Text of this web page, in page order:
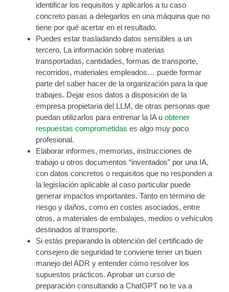
identificar los requisitos y aplicarlos a tu caso
concreto pasas a delegarlos en una máquina que no
tiene por qué acertar en el resultado.
Puedes estar trasladando datos sensibles a un
tercero. La información sobre materias
transportadas, cantidades, formas de transporte,
recorridos, materiales empleados… puede formar
parte del saber hacer de la organización para la que
trabajes. Dejar esos datos a disposición de la
empresa propietaria del LLM, de otras personas que
puedan utilizarlos para entrenar la IA u obtener
respuestas comprometidas es algo muy poco
profesional.
Elaborar informes, memorias, instrucciones de
trabajo u otros documentos “inventados” por una IA,
con datos concretos o requisitos que no responden a
la legislación aplicable al caso particular puede
generar impactos importantes. Tanto en término de
riesgo y daños, como en costes asociados, entre
otros, a materiales de embalajes, medios o vehículos
destinados al transporte.
Si estás preparando la obtención del certificado de
consejero de seguridad te conviene tener un buen
manejo del ADR y entender cómo resolver los
supuestos prácticos. Aprobar un curso de
preparación consultando a ChatGPT no te va a